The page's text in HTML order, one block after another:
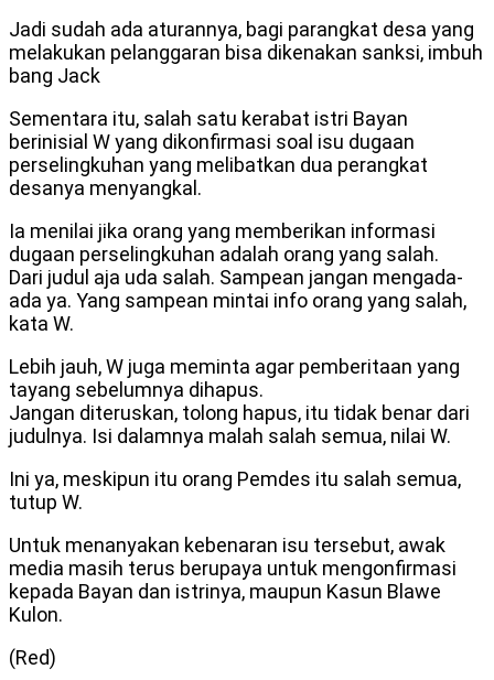
Jadi sudah ada aturannya, bagi parangkat desa yang
melakukan pelanggaran bisa dikenakan sanksi, imbuh
bang Jack
Sementara itu, salah satu kerabat istri Bayan
berinisial W yang dikonfirmasi soal isu dugaan
perselingkuhan yang melibatkan dua perangkat
desanya menyangkal.
Ia menilai jika orang yang memberikan informasi
dugaan perselingkuhan adalah orang yang salah.
Dari judul aja uda salah. Sampean jangan mengada-
ada ya. Yang sampean mintai info orang yang salah,
kata W.
Lebih jauh, W juga meminta agar pemberitaan yang
tayang sebelumnya dihapus.
Jangan diteruskan, tolong hapus, itu tidak benar dari
judulnya. Isi dalamnya malah salah semua, nilai W.
Ini ya, meskipun itu orang Pemdes itu salah semua,
tutup W.
Untuk menanyakan kebenaran isu tersebut, awak
media masih terus berupaya untuk mengonfirmasi
kepada Bayan dan istrinya, maupun Kasun Blawe
Kulon.
(Red)